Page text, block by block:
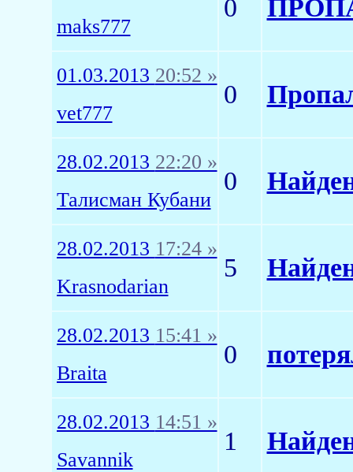
maks777
0
01.03.2013 20:52 »
vet777
0
28.02.2013 22:20 »
Талисман Кубани
0
28.02.2013 17:24 »
Krasnodarian
5
28.02.2013 15:41 »
Braita
0
28.02.2013 14:51 »
Savannik
1